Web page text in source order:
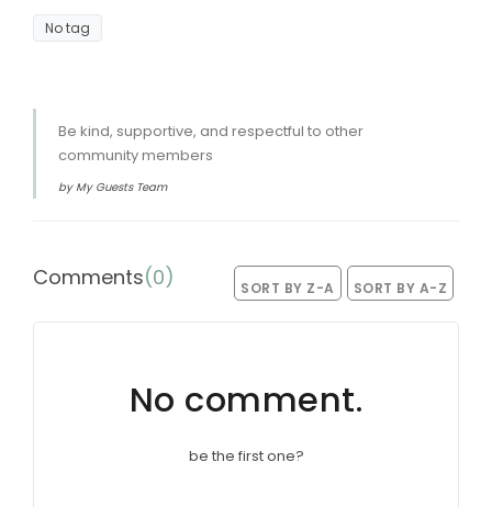
No tag
Be kind, supportive, and respectful to other
community members
by My Guests Team
Comments(0) SORT BY A-Z
SORT BY Z-A
No comment.
be the first one?